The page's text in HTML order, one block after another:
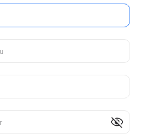
visibility_off